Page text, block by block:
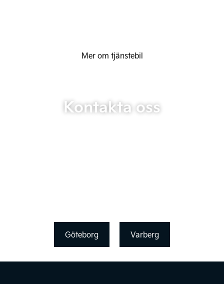
Mer om tjänstebil
Kontakta oss
Göteborg Varberg